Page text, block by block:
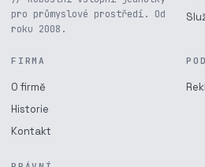
pro průmyslové prostředí. Od
roku 2008.
FIRMA
O firmě
Historie
Kontakt